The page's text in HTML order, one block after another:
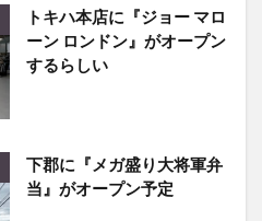
トキハ本店に『ジョー マロ
ーン ロンドン』がオープン
するらしい
下郡に『メガ盛り大将軍弁
当』がオープン予定